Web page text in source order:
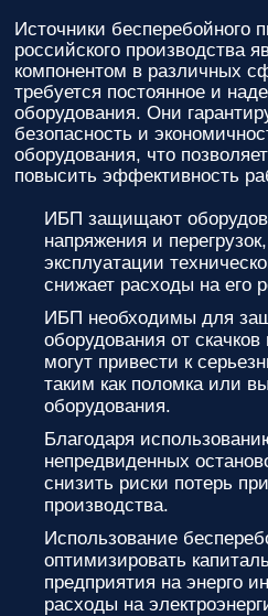
Источники бесперебойного
российского производства
компонентом в различных
требуется постоянное и
оборудования. Они
безопасность и
оборудования, что
повысить эффективность
ИБП защищают
напряжения и
эксплуатации
снижает расходы на его
ИБП необходимы для
оборудования от
могут привести к
таким как поломка или
оборудования.
Благодаря
непредвиденных
снизить риски потерь
производства.
Использование
оптимизировать
предприятия на энерго
расходы на